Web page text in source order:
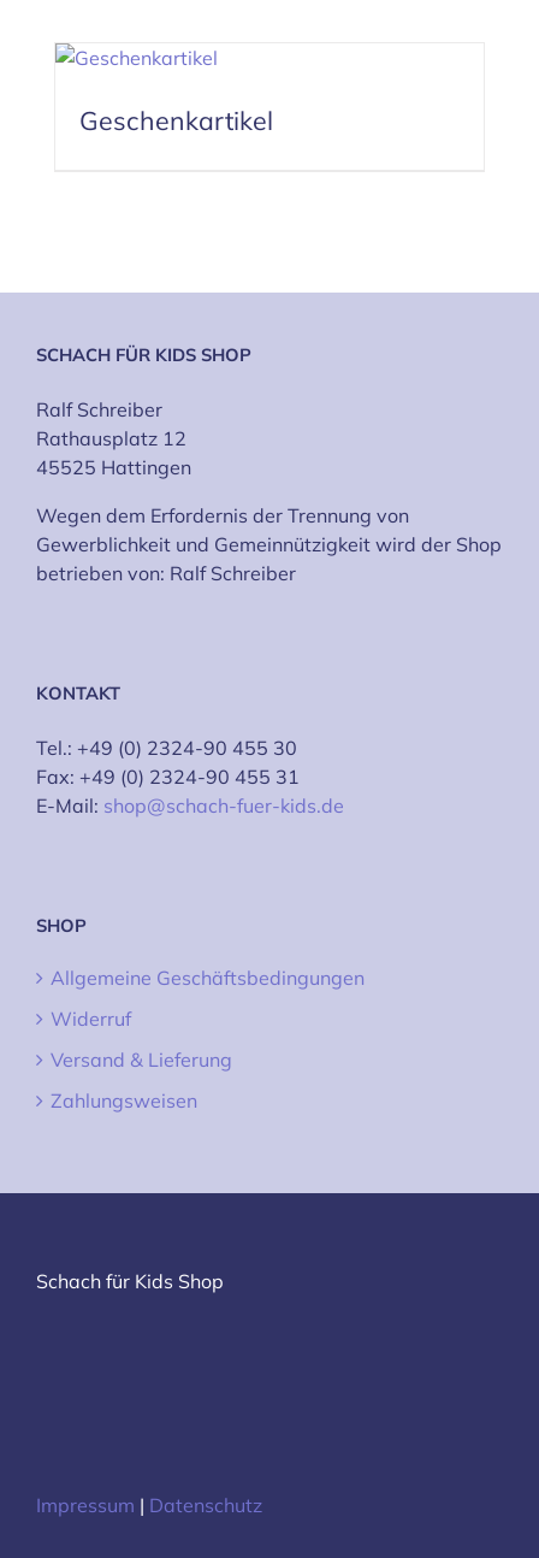
Geschenkartikel
SCHACH FÜR KIDS SHOP
Ralf Schreiber
Rathausplatz 12
45525 Hattingen
Wegen dem Erfordernis der Trennung von
Gewerblichkeit und Gemeinnützigkeit wird der Shop
betrieben von: Ralf Schreiber
KONTAKT
Tel.: +49 (0) 2324-90 455 30
Fax: +49 (0) 2324-90 455 31
E-Mail: shop@schach-fuer-kids.de
SHOP
Allgemeine Geschäftsbedingungen
Widerruf
Versand & Lieferung
Zahlungsweisen
Schach für Kids Shop
Impressum | Datenschutz